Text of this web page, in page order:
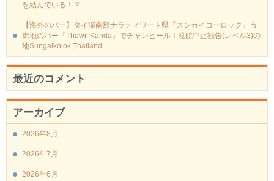
を結んでいる！？
【海外のバー】タイ深南部ナラティワート県『スンガイコーロック』市
街地のバー『Thawil Kanda』でチャンビール！渡航中止勧告(レベル3)の
地Sungaikolok,Thailand
最近のコメント
アーカイブ
2026年8月
2026年7月
2026年6月